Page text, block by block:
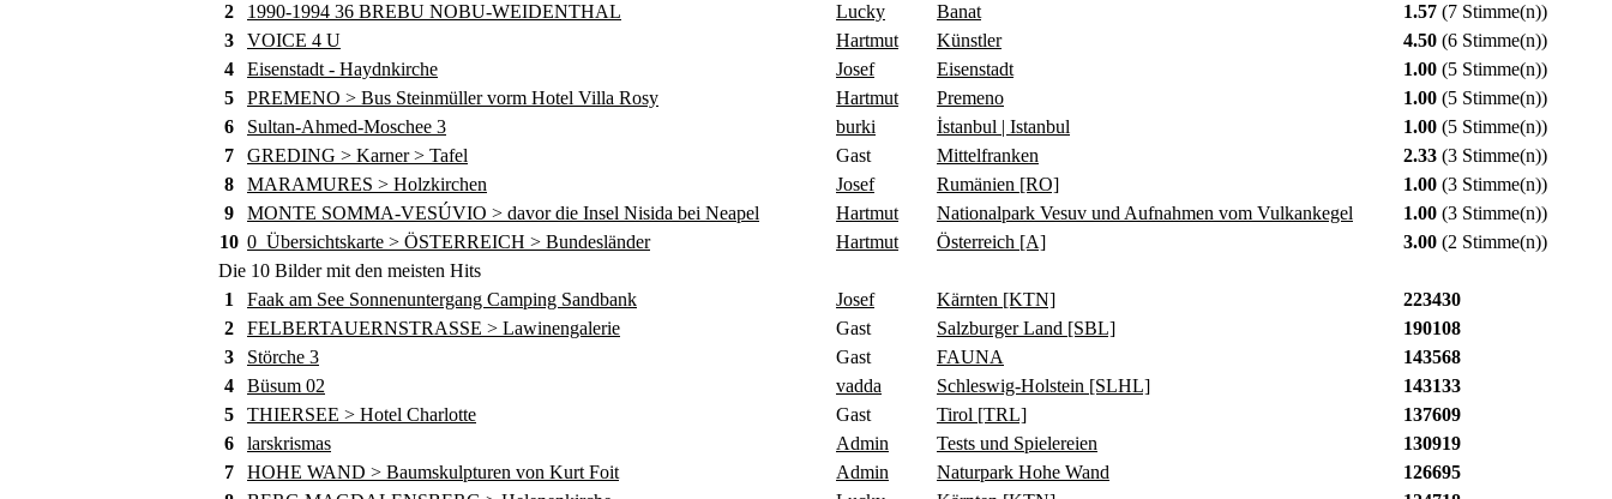
2
1990-1994 36 BREBU NOBU-WEIDENTHAL Lucky Banat 1.57 (7 Stimme(n))
3
VOICE 4 U Hartmut Künstler 4.50 (6 Stimme(n))
4
Eisenstadt - Haydnkirche Josef Eisenstadt 1.00 (5 Stimme(n))
5
PREMENO > Bus Steinmüller vorm Hotel Villa Rosy Hartmut Premeno 1.00 (5 Stimme(n))
6
Sultan-Ahmed-Moschee 3 burki İstanbul | Istanbul 1.00 (5 Stimme(n))
7
GREDING > Karner > Tafel Gast Mittelfranken 2.33 (3 Stimme(n))
8
MARAMURES > Holzkirchen Josef Rumänien [RO] 1.00 (3 Stimme(n))
9
MONTE SOMMA-VESÚVIO > davor die Insel Nisida bei Neapel Hartmut Nationalpark Vesuv und Aufnahmen vom Vulkankegel 1.00 (3 Stimme(n))
10 0_Übersichtskarte > ÖSTERREICH > Bundesländer Hartmut Österreich [A] 3.00 (2 Stimme(n))
Die 10 Bilder mit den meisten Hits
1
Faak am See Sonnenuntergang Camping Sandbank Josef Kärnten [KTN]
223430
2
FELBERTAUERNSTRASSE > Lawinengalerie Gast Salzburger Land [SBL]
190108
3
Störche 3 Gast FAUNA
143568
4
Büsum 02 vadda Schleswig-Holstein [SLHL]
143133
5
THIERSEE > Hotel Charlotte Gast Tirol [TRL]
137609
6
larskrismas Admin Tests und Spielereien
130919
7
HOHE WAND > Baumskulpturen von Kurt Foit Admin Naturpark Hohe Wand
126695